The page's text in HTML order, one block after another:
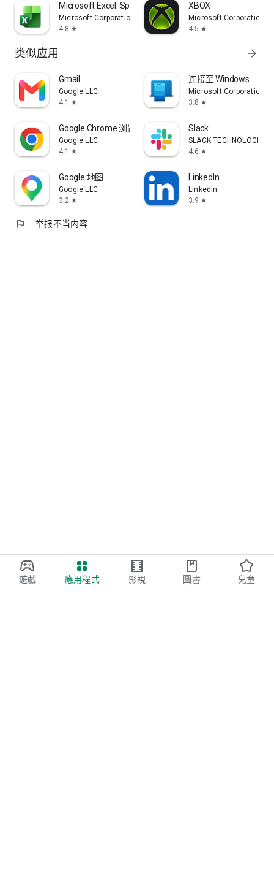
遊戲 應用程式 影視 圖書 兒童
Microsoft Excel: Spreadsheets
Microsoft Corporation
4.8 star
XBOX
Microsoft Corporation
4.5 star
类似应用 arrow_forward
Gmail
Google LLC
4.1
star
连接至 Windows
Microsoft Corporation
3.8 star
Google Chrome 浏览器
Google LLC
4.1
star
Slack
SLACK TECHNOLOGIES
4.6 star
Google 地图
Google LLC
3.2 star
LinkedIn
LinkedIn
3.9 star
flag 举报不当内容